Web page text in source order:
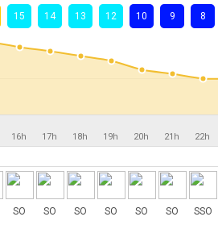
15 14 13 12 10 9 8
16h 17h 18h 19h 20h 21h 22h
SO SO SO SO SO SO SSO